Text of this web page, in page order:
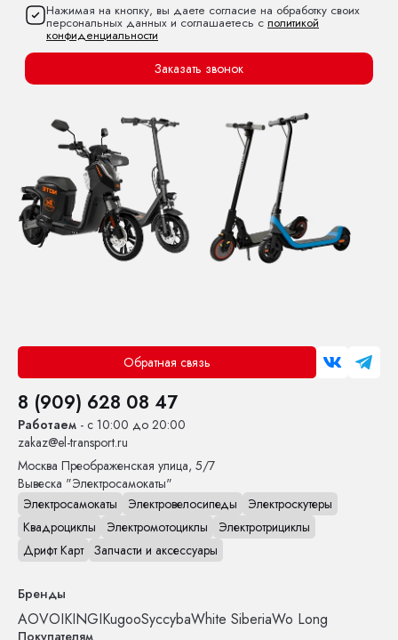
Нажимая на кнопку, вы даете согласие на обработку своих
персональных данных и соглашаетесь с политикой
конфиденциальности
Заказать звонок
Обратная связь
8 (909) 628 08 47
Работаем - с 10:00 до 20:00
zakaz@el-transport.ru
Москва Преображенская улица, 5/7
Вывеска "Электросамокаты"
Электросамокаты
Электровелосипеды
Электроскутеры
Квадроциклы
Электромотоциклы
Электротрициклы
Дрифт Карт Запчасти и аксессуары
Бренды
AOVOIKINGIKugooSyccybaWhite SiberiaWo Long
Покупателям